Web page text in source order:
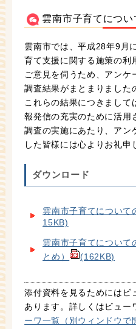
雲南市子育てにつ
雲南市では、平成28年9月
育て支援に関する施策の利
ご意見を伺うため、アンケ
調査結果がまとまりました
これらの結果につきまして
報発信の充実のために活用
調査の実施にあたり、アン
した皆様には心よりお礼申
ダウンロード
雲南市子育てについて
15KB)
雲南市子育てについて
とめ）
(162KB)
添付資料を見るためにはビ
あります。詳しくはビュー
ーワ一覧（別ウィンドウで